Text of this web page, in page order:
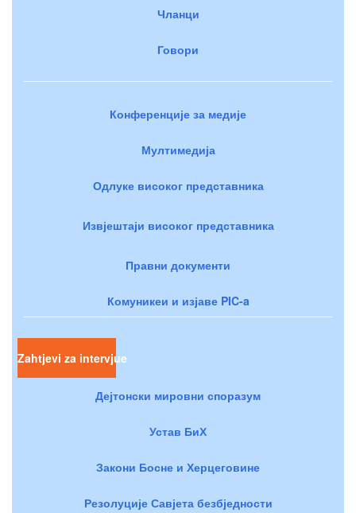
Чланци
Говори
Конференције за медије
Мултимедија
Одлуке високог представника
Извјештаји високог представника
Правни документи
Комуникеи и изјаве PIC-a
Zahtjevi za intervjue
Дејтонски мировни споразум
Устав БиХ
Закони Босне и Херцеговине
Резолуције Савјета безбједности